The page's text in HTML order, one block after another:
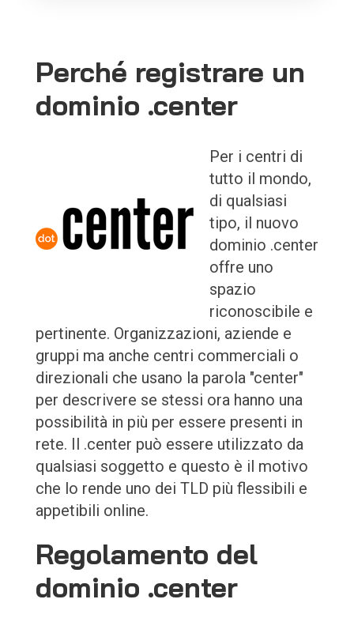
Perché registrare un
dominio .center
Per i centri di
tutto il mondo,
di qualsiasi
tipo, il nuovo
dominio .center
offre uno
spazio
riconoscibile e
pertinente. Organizzazioni, aziende e
gruppi ma anche centri commerciali o
direzionali che usano la parola "center"
per descrivere se stessi ora hanno una
possibilità in più per essere presenti in
rete. Il .center può essere utilizzato da
qualsiasi soggetto e questo è il motivo
che lo rende uno dei TLD più flessibili e
appetibili online.
Regolamento del
dominio .center